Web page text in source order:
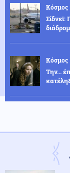
Κόσμος
Κόσμος
Την...
Κοινωνία